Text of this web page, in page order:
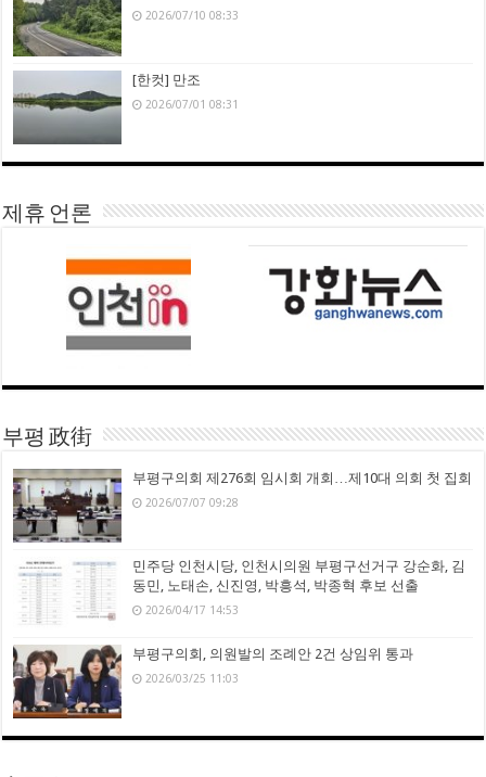
2026/07/10 08:33
[한컷] 만조
2026/07/01 08:31
제휴 언론
부평 政街
부평구의회 제276회 임시회 개회…제10대 의회 첫 집회
2026/07/07 09:28
민주당 인천시당, 인천시의원 부평구선거구 강순화, 김
동민, 노태손, 신진영, 박흥석, 박종혁 후보 선출
2026/04/17 14:53
부평구의회, 의원발의 조례안 2건 상임위 통과
2026/03/25 11:03